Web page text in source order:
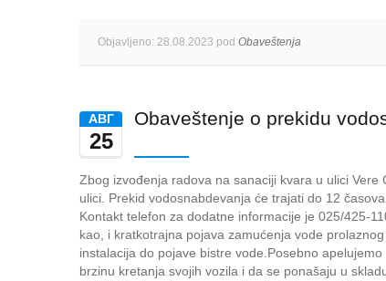
Objavljeno: 28.08.2023 pod Obaveštenja
AВГ
25
Obaveštenje o prekidu
Zbog izvođenja radova na sanaciji kvara u ulici
ulici. Prekid vodosnabdevanja će trajati do 12
Kontakt telefon za dodatne informacije je 025/425-
kao, i kratkotrajna pojava zamućenja vode
instalacija do pojave bistre vode.Posebno
brzinu kretanja svojih vozila i da se ponašaju u